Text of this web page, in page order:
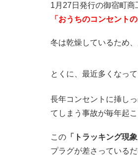
1月27日発行の御宿町
「おうちのコンセント
冬は乾燥しているため
とくに、最近多くなっ
長年コンセントに挿し
てしまう事故が毎年起
この 「トラッキング現象
プラグが差さっているだ